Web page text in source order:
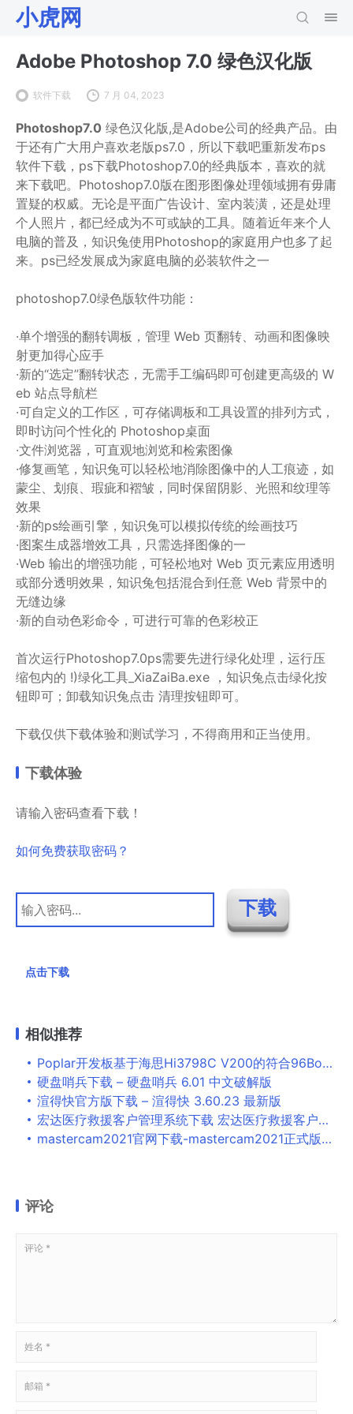
小虎网
Adobe Photoshop 7.0 绿色汉化版
软件下载 7 月 04, 2023
Photoshop7.0 绿色汉化版,是Adobe公司的经典产品。由
于还有广大用户喜欢老版ps7.0，所以下载吧重新发布ps
软件下载，ps下载Photoshop7.0的经典版本，喜欢的就
来下载吧。Photoshop7.0版在图形图像处理领域拥有毋庸
置疑的权威。无论是平面广告设计、室内装潢，还是处理
个人照片，都已经成为不可或缺的工具。随着近年来个人
电脑的普及，知识兔使用Photoshop的家庭用户也多了起
来。ps已经发展成为家庭电脑的必装软件之一
photoshop7.0绿色版软件功能：
·单个增强的翻转调板，管理 Web 页翻转、动画和图像映
射更加得心应手
·新的“选定”翻转状态，无需手工编码即可创建更高级的 W
eb 站点导航栏
·可自定义的工作区，可存储调板和工具设置的排列方式，
即时访问个性化的 Photoshop桌面
·文件浏览器，可直观地浏览和检索图像
·修复画笔，知识兔可以轻松地消除图像中的人工痕迹，如
蒙尘、划痕、瑕疵和褶皱，同时保留阴影、光照和纹理等
效果
·新的ps绘画引擎，知识兔可以模拟传统的绘画技巧
·图案生成器增效工具，只需选择图像的一
·Web 输出的增强功能，可轻松地对 Web 页元素应用透明
或部分透明效果，知识兔包括混合到任意 Web 背景中的
无缝边缘
·新的自动色彩命令，可进行可靠的色彩校正
首次运行Photoshop7.0ps需要先进行绿化处理，运行压
缩包内的 !)绿化工具_XiaZaiBa.exe ，知识兔点击绿化按
钮即可；卸载知识兔点击 清理按钮即可。
下载仅供下载体验和测试学习，不得商用和正当使用。
下载体验
请输入密码查看下载！
如何免费获取密码？
点击下载
相似推荐
Poplar开发板基于海思Hi3798C V200的符合96Boards ARM开放平台规范的电视盒开发板
硬盘哨兵下载 – 硬盘哨兵 6.01 中文破解版
渲得快官方版下载 – 渲得快 3.60.23 最新版
宏达医疗救援客户管理系统下载 宏达医疗救援客户管理系统 v1.0 免费安装版
mastercam2021官网下载-mastercam2021正式版下载
评论